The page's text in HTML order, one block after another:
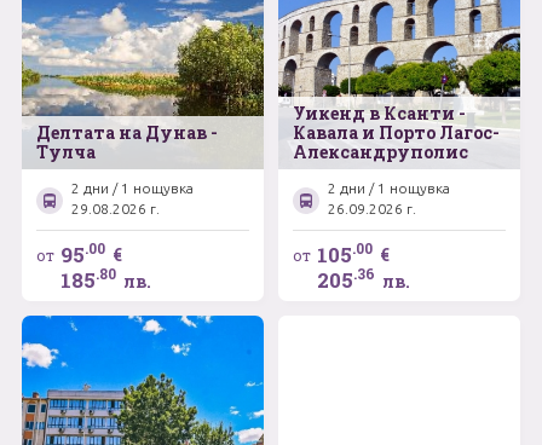
Делтата на Дунав -
Тулча
2 дни / 1 нощувка
29.08.2026 г.
от 95.00 €
185.80 лв.
Уикенд в Ксанти -
Кавала и Порто Лагос-
Александруполис
2 дни / 1 нощувка
26.09.2026 г.
от 105.00 €
205.36 лв.